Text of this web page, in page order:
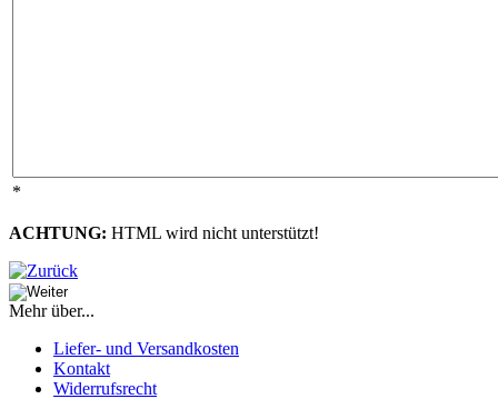
*
ACHTUNG: HTML wird nicht unterstützt!
Mehr über...
Liefer- und Versandkosten
Kontakt
Widerrufsrecht